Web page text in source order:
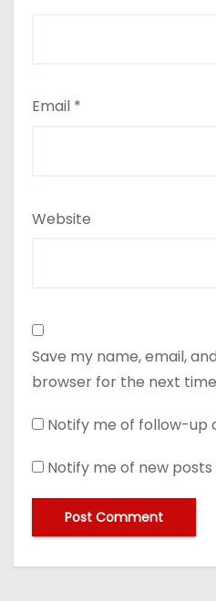
Email *
Website
Save my name, email,
browser for the next
Notify me of follow-up
Notify me of new posts